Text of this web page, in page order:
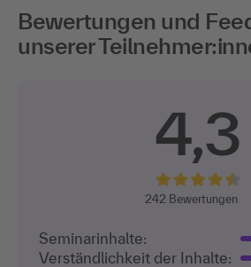
Bewertungen und
unserer
4,3
242 Bewertungen
Seminarinhalte:
Verständlichkeit der Inhalte: